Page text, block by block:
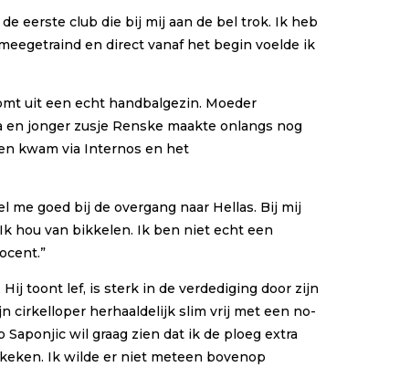
eerste club die bij mij aan de bel trok. Ik heb
en direct vanaf het begin voelde ik
uit een echt handbalgezin. Moeder
jonger zusje Renske maakte onlangs nog
kwam via Internos en het
me goed bij de overgang naar Hellas. Bij mij
hou van bikkelen. Ik ben niet echt een
toont lef, is sterk in de verdediging door zijn
cirkelloper herhaaldelijk slim vrij met een no-
wil graag zien dat ik de ploeg extra
Ik wilde er niet meteen bovenop